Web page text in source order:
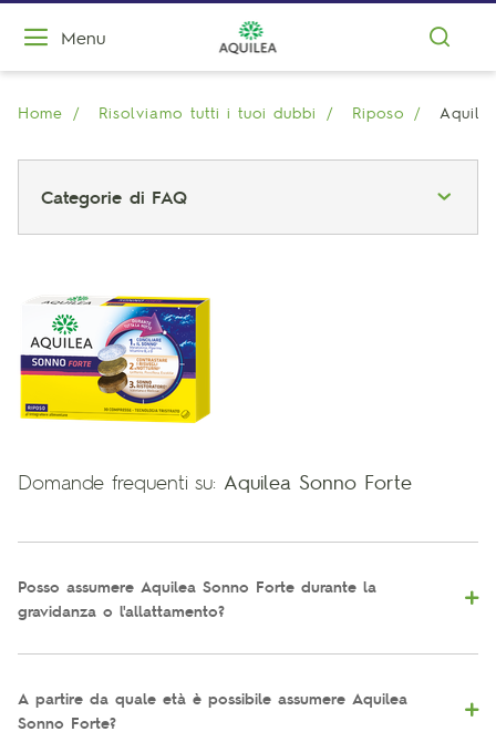
Menu
Home Risolviamo tutti i tuoi dubbi Riposo
Categorie di FAQ
Domande frequenti su: Aquilea Sonno Forte
Posso assumere Aquilea Sonno Forte durante la
gravidanza o l'allattamento?
A partire da quale età è possibile assumere Aquilea
Sonno Forte?